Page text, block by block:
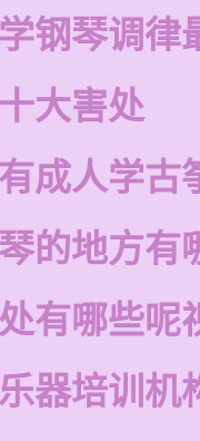
钢琴调律
大害处
成人学古
的地方有
有哪些呢
器培训机